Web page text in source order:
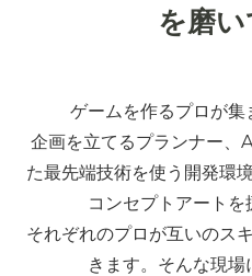
を磨い
ゲームを作るプロが集
企画を立てるプランナー、
た最先端技術を使う開発環
コンセプトアートを
それぞれのプロが互いのス
きます。そんな現場